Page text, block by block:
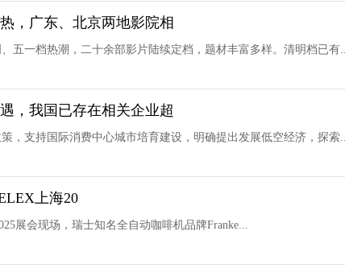
，广东、北京两地影院相
五一档热潮，二十余部影片陆续定档，题材丰富多样。清明档已有...
，我国已存在相关企业超
，支持国际消费中心城市培育建设，明确提出发展低空经济，探索...
上海20
展会现场，瑞士知名全自动咖啡机品牌Franke...